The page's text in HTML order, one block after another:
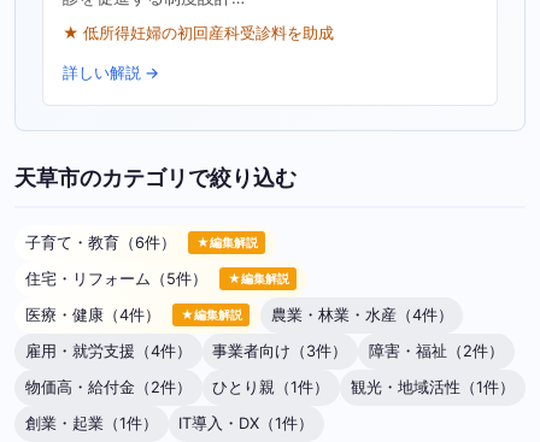
★ 低所得妊婦の初回産科受診料を助成
詳しい解説 →
天草市のカテゴリで絞り込む
子育て・教育（6件） ★編集解説
住宅・リフォーム（5件） ★編集解説
医療・健康（4件） ★編集解説
農業・林業・水産（4件）
雇用・就労支援（4件）
事業者向け（3件）
障害・福祉（2件）
物価高・給付金（2件）
ひとり親（1件）
観光・地域活性（1件）
創業・起業（1件）
IT導入・DX（1件）